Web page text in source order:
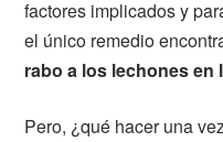
factores implicados y
el único remedio
rabo a los lechones
Pero, ¿qué hacer una